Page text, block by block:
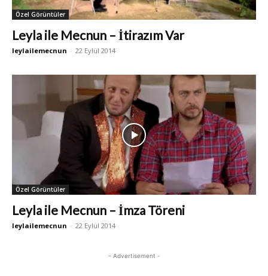
Özel Görüntüler
Leyla ile Mecnun – İtirazım Var
leylailemecnun - 22 Eylül 2014
Özel Görüntüler
Leyla ile Mecnun – İmza Töreni
leylailemecnun - 22 Eylül 2014
- Advertisement -